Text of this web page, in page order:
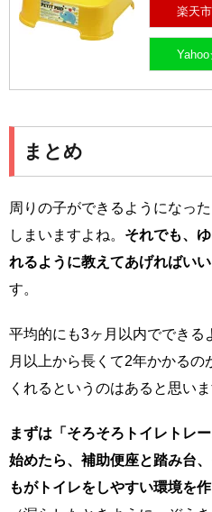
楽天
まとめ
周りの子ができるようになっ
しまいますよね。 それでも、
れるように教えてあげればいい
す。
平均的にも3ヶ月以内でできる
月以上から長くて2年かかるの
くれるというのはあると思いま
まずは「そろそろトイレトレ
始めたら、補助便座と踏み台
もがトイレをしやすい環境を